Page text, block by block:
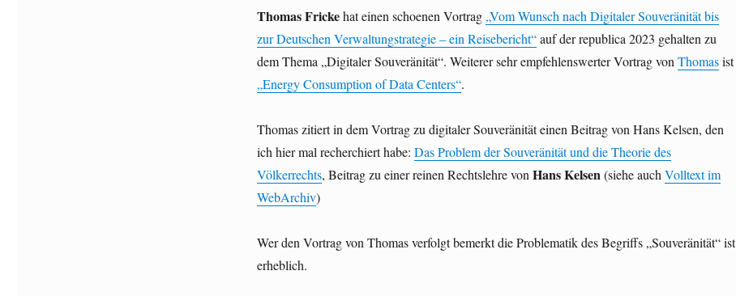
Thomas Frickehat einen schoenen Vortrag„Vom Wunsch nach Digitaler Souveränität bis
zur Deutschen Verwaltungstrategie – ein Reisebericht“auf der republica 2023 gehalten zu
dem Thema „Digitaler Souveränität“. Weiterer sehr empfehlenswerter Vortrag vonThomasist
„Energy Consumption of Data Centers“.
Thomas zitiert in dem Vortrag zu digitaler Souveränität einen Beitrag von Hans Kelsen, den
ich hier mal recherchiert habe: Das Problem der Souveränität und die Theorie des
Völkerrechts, Beitrag zu einer reinen Rechtslehre vonHans Kelsen(siehe auchVolltext im
WebArchiv)
Wer den Vortrag von Thomas verfolgt bemerkt die Problematik des Begriffs „Souveränität“ ist
erheblich.